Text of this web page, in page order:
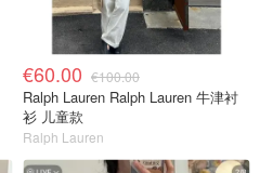
€60.00 €100.00
Ralph Lauren Ralph Lauren 牛津衬
衫 儿童款
Ralph Lauren